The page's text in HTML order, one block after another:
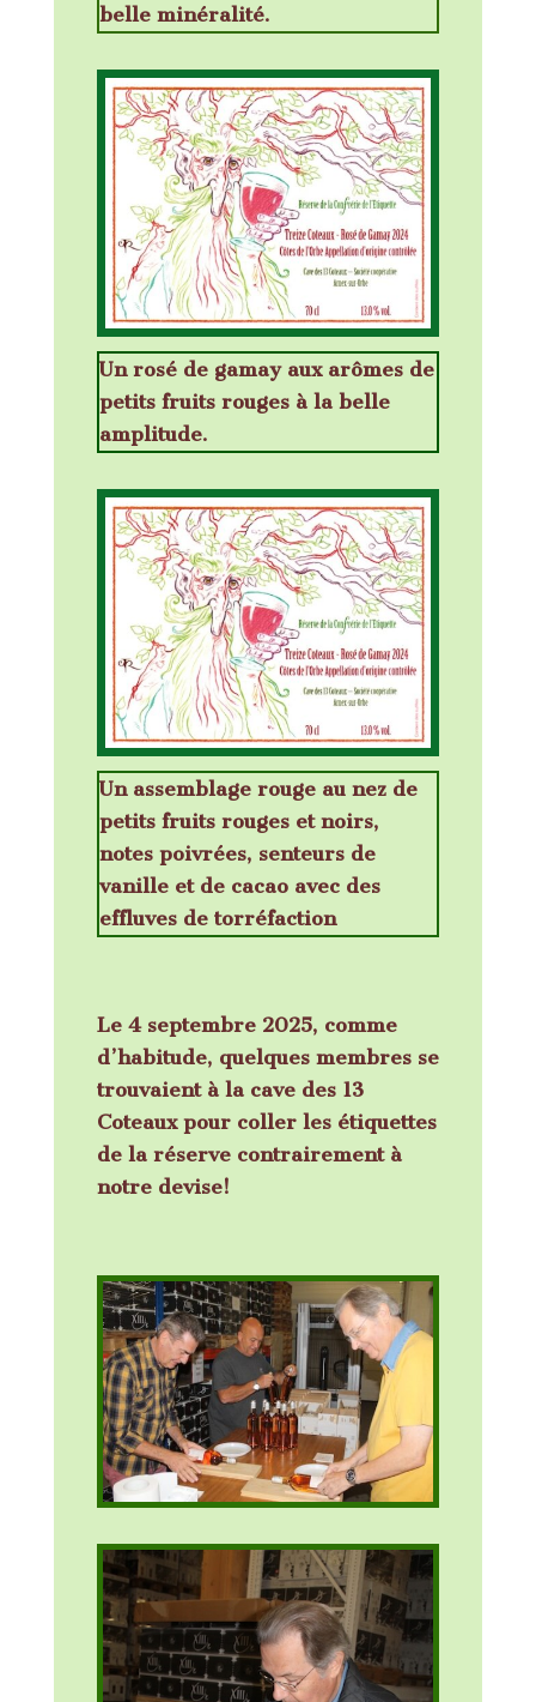
belle minéralité.
Un rosé de gamay aux arômes de
petits fruits rouges à la belle
amplitude.
Un assemblage rouge au nez de
petits fruits rouges et noirs,
notes poivrées, senteurs de
vanille et de cacao avec des
effluves de torréfaction
Le 4 septembre 2025, comme
d’habitude, quelques membres se
trouvaient à la cave des 13
Coteaux pour coller les étiquettes
de la réserve contrairement à
notre devise!